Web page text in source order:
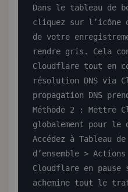
Dans le tableau de
cliquez sur l’icône
de votre
rendre gris. Cela
Cloudflare tout en
résolution DNS via
propagation DNS
Méthode 2 : Mettre
globalement pour le
Accédez à Tableau
d’ensemble >
Cloudflare en
achemine tout le